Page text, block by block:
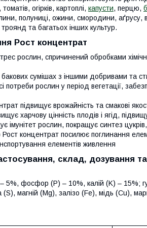
, томатів, огірків, картоплі, капусти, перцю,
полуниці, ожини, смородини, аґрусу,
та багатьох інших культур.
Рост концентрат
рослин, спричинений обробками
сумішах з іншими добривами та
потреби рослин у період вегетації,
підвищує врожайність та смакові
харчову цінність плодів і ягід,
імунітет рослин, покращує синтез цукрів,
концентрат посилює поглинання
елементів живлення
склад, дозування
фосфор (P) – 10%, калій (K) – 15%;
(S), магній (Mg), залізо (Fe), мідь (Cu),